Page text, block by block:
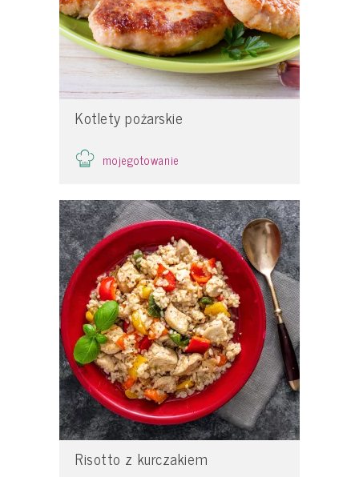
Kotlety pożarskie
mojegotowanie
Risotto z kurczakiem